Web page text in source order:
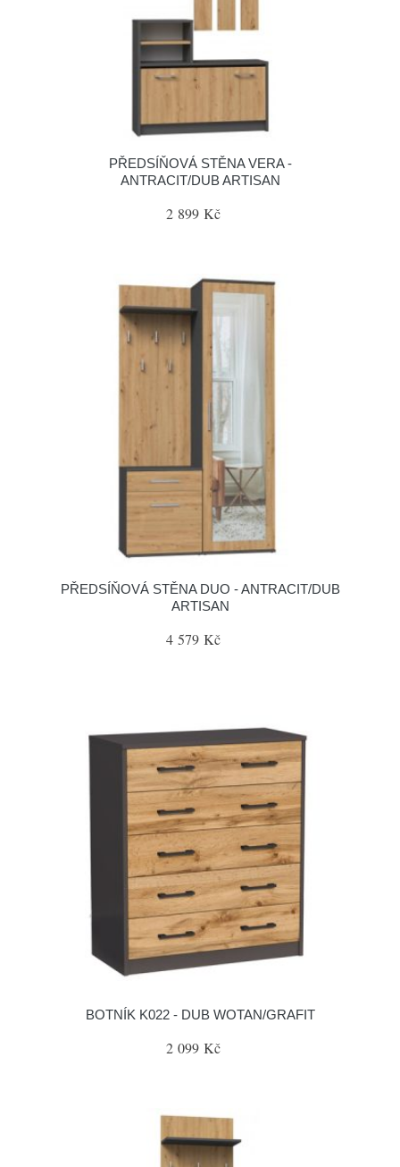
PŘEDSÍŇOVÁ STĚNA VERA -
ANTRACIT/DUB ARTISAN
2 899 Kč
PŘEDSÍŇOVÁ STĚNA DUO - ANTRACIT/DUB
ARTISAN
4 579 Kč
BOTNÍK K022 - DUB WOTAN/GRAFIT
2 099 Kč